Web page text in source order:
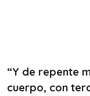
“Y de repente
cuerpo, con